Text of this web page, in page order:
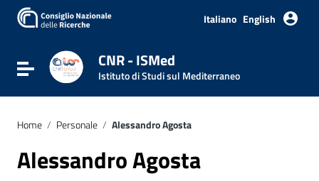
Vai ai contenuti
Vai al menu di navigazione
Vai al footer
Italiano English
Attiva / disattiva la navigazione
CNR - ISMed
Istituto di Studi sul Mediterraneo
Home / Personale / Alessandro Agosta
Alessandro Agosta